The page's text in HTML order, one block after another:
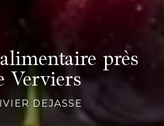
près
Verviers
DEJASSE